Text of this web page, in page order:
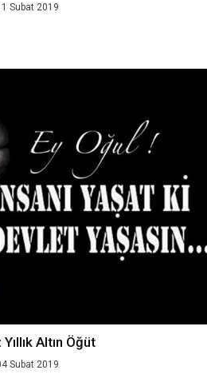
Subat 2019
Altın Öğüt
Subat 2019